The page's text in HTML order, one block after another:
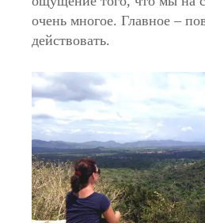
очень многое. Главное –
действовать.